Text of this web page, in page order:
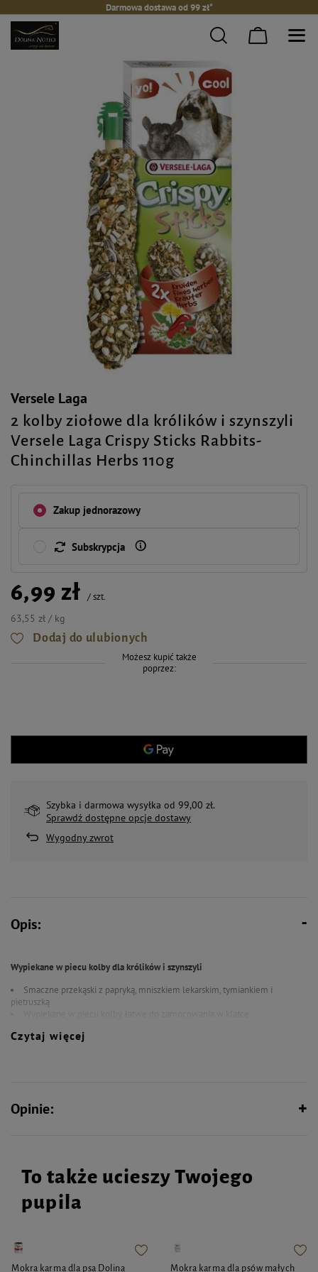
Darmowa dostawa od 99 zł*
Versele Laga
2 kolby ziołowe dla królików i szynszyli
Versele Laga Crispy Sticks Rabbits-
Chinchillas Herbs 110g
Zakup jednorazowy
Subskrypcja
6,99 zł /szt.
63,55 zł / kg
Dodaj do ulubionych
Możesz kupić także
poprzez:
Szybka i darmowa wysyłka od 99,00 zł.
Sprawdź dostępne opcje dostawy
Wygodny zwrot
Opis:
Wypiekane w piecu kolby dla królików i szynszyli
Smaczne przekąski z papryką, mniszkiem lekarskim, tymiankiem i
pietruszką
2,0%, wapń 0,06%, sód 0,02%, fosfor 0,4%
DODATKI
DODATKI TECHNOLOGICZNE
konserwanty
Czytaj więcej
Opinie:
To także ucieszy Twojego
pupila
Mokra karma dla psa Dolina
Mokra karma dla psów małych